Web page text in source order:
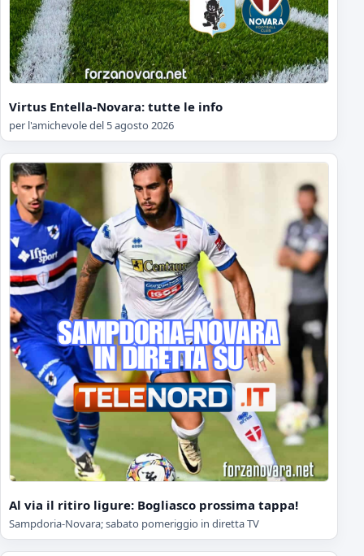
Virtus Entella-Novara: tutte le info
per l'amichevole del 5 agosto 2026
Al via il ritiro ligure: Bogliasco prossima tappa!
Sampdoria-Novara; sabato pomeriggio in diretta TV